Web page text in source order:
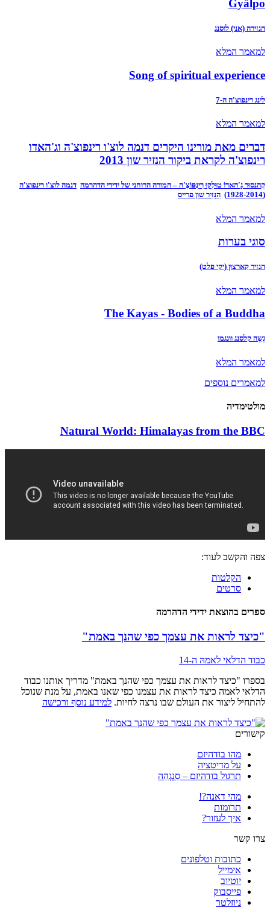
Gyälpo
הנזירה (אני) לוסנג
למאמר המלא
Song of spiritual experience
לינג רינפוצ'ה ה-7
למאמר המלא
דברים מאת מורינו היקרים דנמה לוצ'ו רינפוצ'ה וג'האדו
רינפוצ'ה לקראת ביקור הנזיר שון 2013
קֶהנסוּר גָ'האדוֹ טוּלְקוּ רִינְפּוֹצֶ'ה – המורה הרוחני של ידידי הדהרמה דנמה לוצ'ו רינפוצ'ה
(1928-2014)
הַנָּזִיר שון פרייס
למאמר המלא
סוגי בערות
הנזיר קַארצוּן (יקי פלט)
למאמר המלא
The Kayas - Bodies of a Buddha
גֶשֶה קלסנג וונגמו
למאמר המלא
למאמרים נוספים
מולטימדיה
Natural World: Himalayas from the BBC
צפה והקשב לעוד:
הקלטות
סרטים
ספרים בהוצאת ידידי הדהרמה
"כיצד לראות את עצמך כפי שהנך באמת"
כבוד הדלאי לאמהּ ה-14
בספרו "כיצד לראות את עצמך כפי שהנך באמת" מדריך אותנו כבוד
הדלאי לאמה כיצד לראות את עצמנו כפי שאנו באמת, על מנת שנוכל
להתחיל ליצור את העולם שבו נרצה לחיות. למידע נוסף ורכישה
קישורים
מהו בודהיזם
על מדיטציה
תרגול בודהיזם – סַנְגְהַה
מהי דאנה?!
תרומות
איך לעזור?
צרו קשר
כתובות וטלפונים
אימייל
יוטיוב
פייסבוק
ניוזלטר